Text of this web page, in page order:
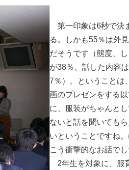
第一印象は6秒で決
る。しかも55％は外
だそうです（態度、し
が38％、話した内容は
7％）。ということは
画のプレゼンをする
に、服装がちゃんと
ないと話を聞いても
いということですね。
こう衝撃的なお話でし
2年生を対象に、服